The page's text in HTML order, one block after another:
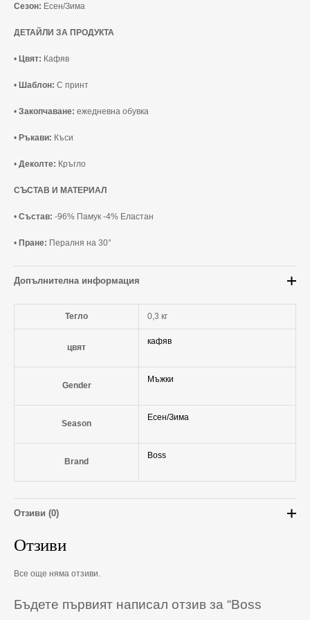
Сезон: Есен/Зима
ДЕТАЙЛИ ЗА ПРОДУКТА
• Цвят: Кафяв
• Шаблон: С принт
• Закопчаване: ежедневна обувка
• Ръкави: Къси
• Деколте: Кръгло
СЪСТАВ И МАТЕРИАЛ
• Състав: -96% Памук -4% Еластан
• Пране: Пералня на 30°
Допълнителна информация
Тегло 0,3 кг
цвят
кафяв
Gender
Мъжки
Season
Есен/Зима
Brand
Boss
Отзиви (0)
Отзиви
Все още няма отзиви.
Бъдете първият написал отзив за “Boss